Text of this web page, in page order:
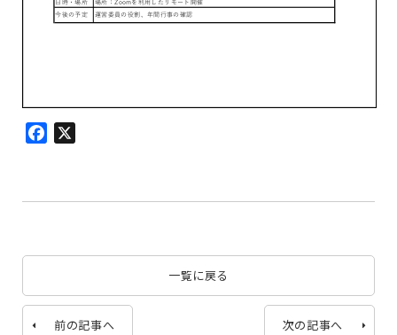
Facebook
一覧に戻る
前の記事へ 次の記事へ